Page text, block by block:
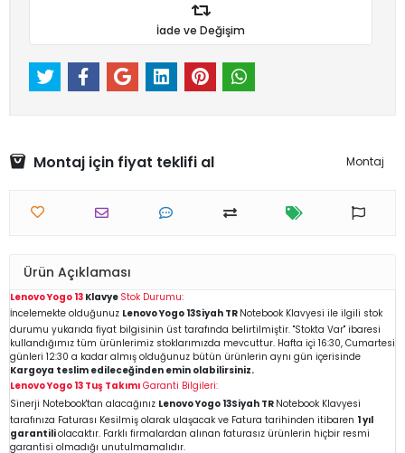
İade ve Değişim
Montaj için fiyat teklifi al Montaj
Ürün Açıklaması
Lenovo Yogo 13 Klavye Stok Durumu:
İncelemekte olduğunuz Lenovo Yogo 13Siyah TR Notebook Klavyesi ile ilgili stok
durumu yukarıda fiyat bilgisinin üst tarafında belirtilmiştir. "Stokta Var" ibaresi
kullandığımız tüm ürünlerimiz stoklarımızda mevcuttur. Hafta içi 16:30, Cumartesi
günleri 12:30 a kadar almış olduğunuz bütün ürünlerin aynı gün içerisinde
Kargoya teslim edileceğinden emin olabilirsiniz.
Lenovo Yogo 13 Tuş Takımı Garanti Bilgileri:
Sinerji Notebook'tan alacağınız Lenovo Yogo 13Siyah TR Notebook Klavyesi
tarafınıza Faturası Kesilmiş olarak ulaşacak ve Fatura tarihinden itibaren 1 yıl
garantiliolacaktır. Farklı firmalardan alınan faturasız ürünlerin hiçbir resmi
garantisi olmadığı unutulmamalıdır.